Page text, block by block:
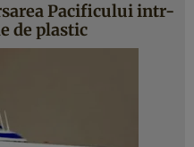
Pacificului intr-
de plastic